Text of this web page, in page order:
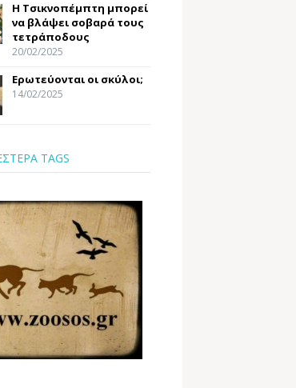
Η Τσικνοπέμπτη μπορεί
να βλάψει σοβαρά τους
τετράποδους
20/02/2025
Ερωτεύονται οι σκύλοι;
14/02/2025
TAGS